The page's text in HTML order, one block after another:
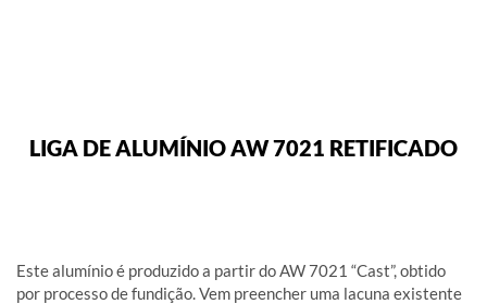
LIGA DE ALUMÍNIO AW 7021 RETIFICADO
Este alumínio é produzido a partir do AW 7021 “Cast”, obtido
por processo de fundição. Vem preencher uma lacuna existente